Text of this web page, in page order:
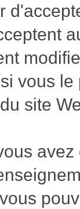
vous
site